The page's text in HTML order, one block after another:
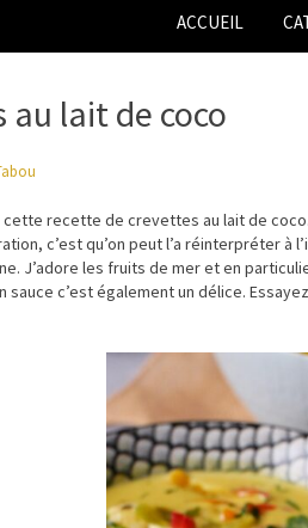
ACCUEIL
au lait de coco
cette recette de crevettes au lait de
c’est qu’on peut l’a réinterpréter à
J’adore les fruits de mer et en
sauce c’est également un délice.